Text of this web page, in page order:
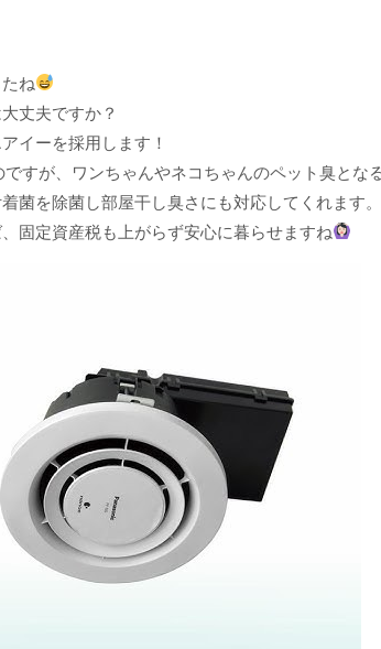
ね
丈夫ですか？
イーを採用します！
すが、ワンちゃんやネコちゃんのペット臭とな
菌を除菌し部屋干し臭さにも対応してくれます。
固定資産税も上がらず安心に暮らせますね